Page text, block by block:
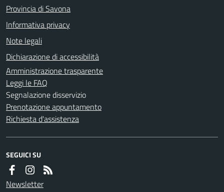
Provincia di Savona
Informativa privacy
Note legali
Dichiarazione di accessibilità
Amministrazione trasparente
Leggi le FAQ
Segnalazione disservizio
Prenotazione appuntamento
Richiesta d'assistenza
SEGUICI SU
Newsletter